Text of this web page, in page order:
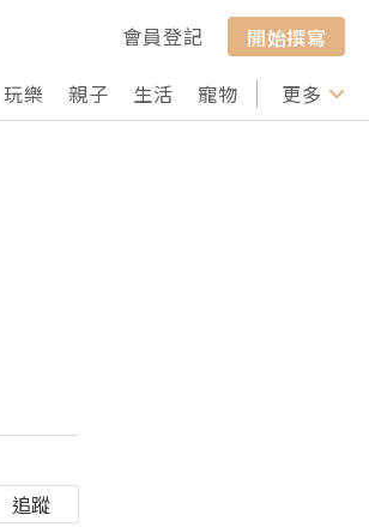
會員登記
開始撰寫
玩樂 親子 生活 寵物 行山 打卡
更多
追蹤